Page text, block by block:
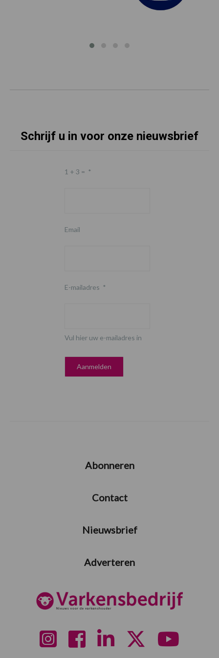
Schrijf u in voor onze nieuwsbrief
1 + 3 = *
Email
E-mailadres *
Vul hier uw e-mailadres in
Abonneren
Contact
Nieuwsbrief
Adverteren